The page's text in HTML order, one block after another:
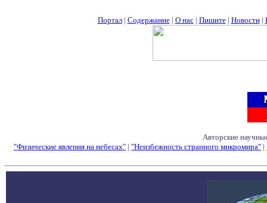
Портал| Содержание| О нас| Пишите| Новости|
Авторские
"Физические явления на небесах" | "Неизбежность странного микромира" |